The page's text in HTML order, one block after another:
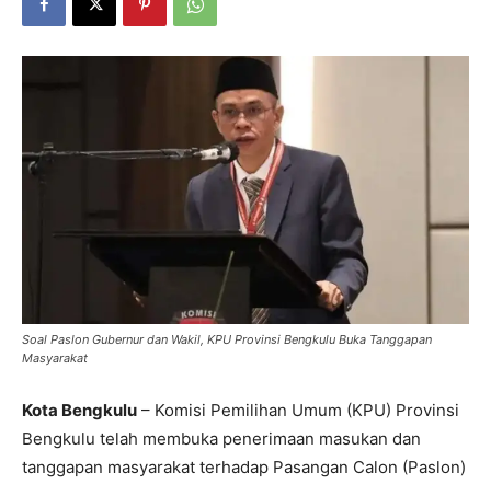
Soal Paslon Gubernur dan Wakil, KPU Provinsi Bengkulu Buka Tanggapan
Masyarakat
Kota Bengkulu – Komisi Pemilihan Umum (KPU) Provinsi
Bengkulu telah membuka penerimaan masukan dan
tanggapan masyarakat terhadap Pasangan Calon (Paslon)